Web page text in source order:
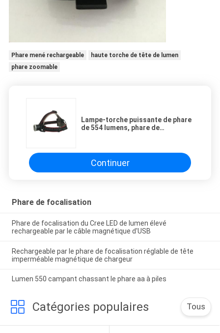
Phare mené rechargeable
haute torche de tête de lumen
phare zoomable
Lampe-torche puissante de phare
de 554 lumens, phare de
Continuer
Phare de focalisation
Phare de focalisation du Cree LED de lumen élevé
rechargeable par le câble magnétique d'USB
Rechargeable par le phare de focalisation réglable de tête
imperméable magnétique de chargeur
Lumen 550 campant chassant le phare aa à piles
Catégories populaires Tous